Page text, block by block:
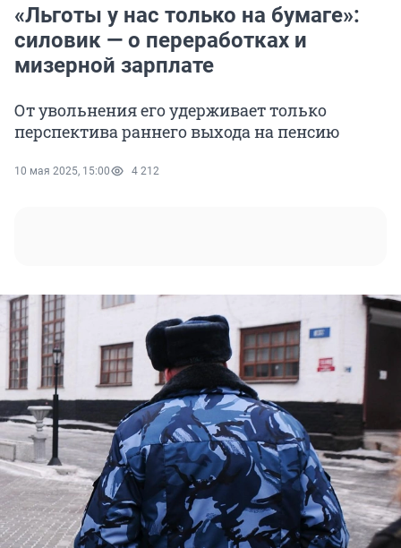
«Льготы у нас только на бумаге»:
силовик — о переработках и
мизерной зарплате
От увольнения его удерживает только
перспектива раннего выхода на пенсию
10 мая 2025, 15:00 4 212